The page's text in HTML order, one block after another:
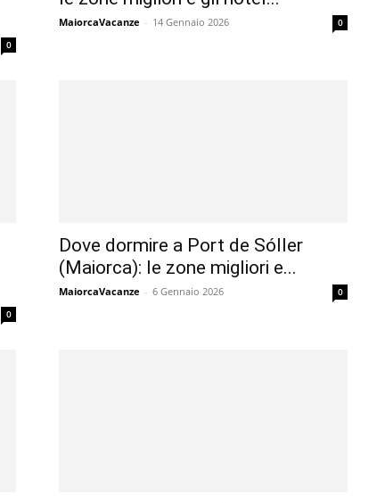
0
MaiorcaVacanze - 14 Gennaio 2026 0
0
Dove dormire a Port de Sóller
(Maiorca): le zone migliori e...
MaiorcaVacanze - 6 Gennaio 2026 0